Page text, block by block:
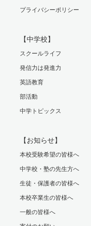
プライバシーポリシー
【中学校】
スクールライフ
発信力は発進力
英語教育
部活動
中学トピックス
【お知らせ】
本校受験希望の皆様へ
中学校・塾の先生方へ
生徒・保護者の皆様へ
本校卒業生の皆様へ
一般の皆様へ